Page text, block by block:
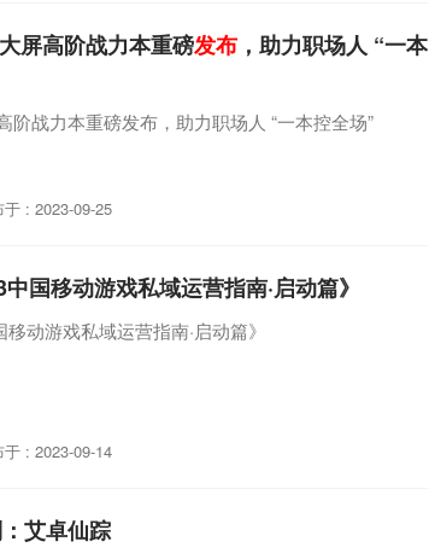
于 : 2023-09-25
屏高阶战力本重磅发布 ，助力职场人 “一本
阶战力本重磅发布，助力职场人 “一本控全场”
于 : 2023-09-14
中国移动游戏私域运营指南·启动篇》
动游戏私域运营指南·启动篇》
艾卓仙踪